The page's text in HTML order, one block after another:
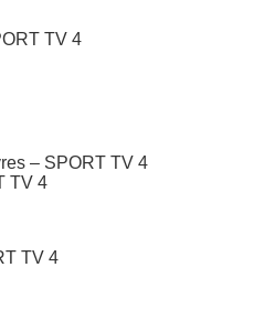
TV 4
– SPORT TV 4
TV 4
TV 4